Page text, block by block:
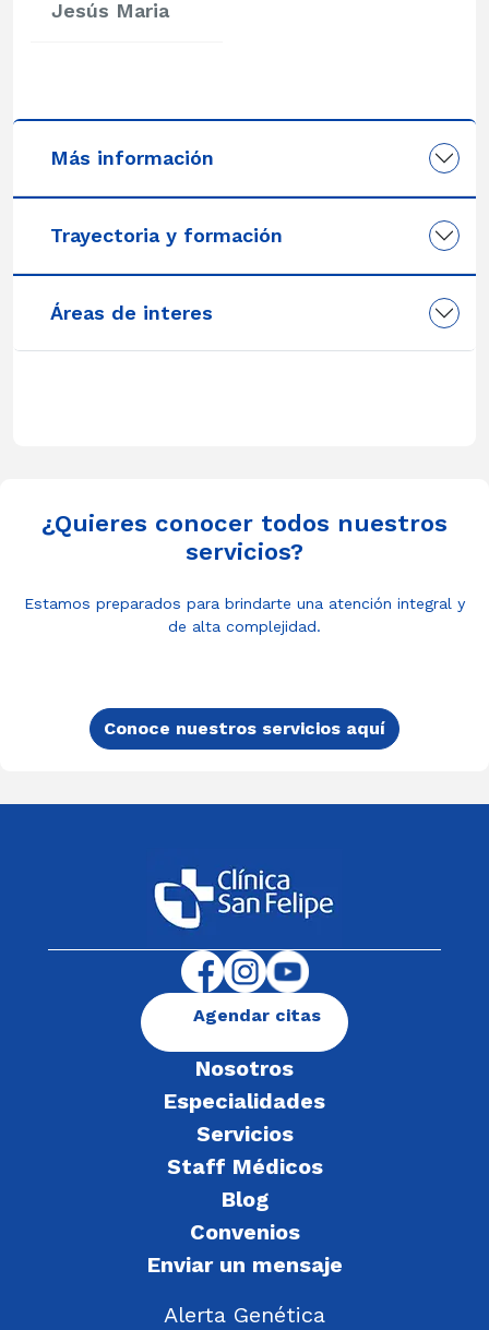
Jesús Maria
Más información
Trayectoria y formación
Áreas de interes
¿Quieres conocer todos nuestros
servicios?
Estamos preparados para brindarte una atención integral y
de alta complejidad.
Conoce nuestros servicios aquí
Nosotros
Especialidades
Servicios
Staff Médicos
Blog
Convenios
Enviar un mensaje
Alerta Genética
Agendar citas